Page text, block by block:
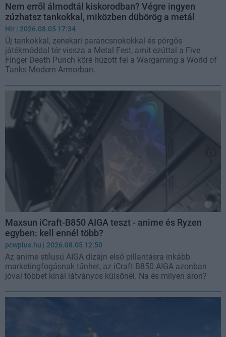
Nem erről álmodtál kiskorodban? Végre ingyen
zúzhatsz tankokkal, miközben dübörög a metál
Hír | 2026.08.05 17:34
Új tankokkal, zenekari parancsnokokkal és pörgős
játékmóddal tér vissza a Metal Fest, amit ezúttal a Five
Finger Death Punch köré húzott fel a Wargaming a World of
Tanks Modern Armorban.
Maxsun iCraft-B850 AIGA teszt - anime és Ryzen
egyben: kell ennél több?
pcwplus.hu | 2026.08.05 12:50
Az anime stílusú AIGA dizájn első pillantásra inkább
marketingfogásnak tűnhet, az iCraft B850 AIGA azonban
jóval többet kínál látványos külsőnél. Na és milyen áron?